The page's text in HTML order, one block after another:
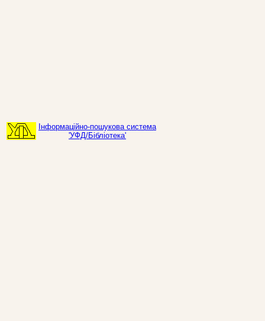
Інформаційно-пошукова система
'УФД/Бібліотека'